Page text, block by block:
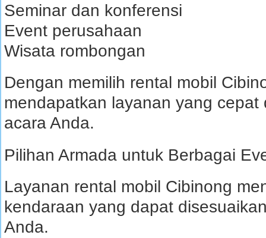
Seminar dan konferensi
Event perusahaan
Wisata rombongan
Dengan memilih rental mobil
mendapatkan layanan yang
acara Anda.
Pilihan Armada untuk Berbagai
Layanan rental mobil Cibinong
kendaraan yang dapat
Anda.